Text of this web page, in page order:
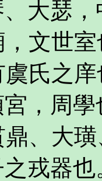
大瑟
，文世
虞氏之
，周學
鼎、大
戎器也